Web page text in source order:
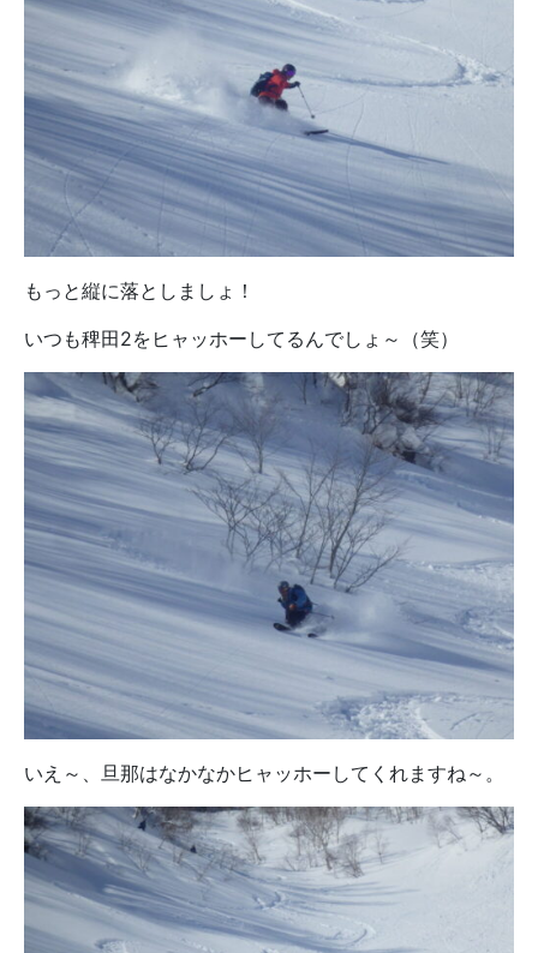
もっと縦に落としましょ！
いつも稗田2をヒャッホーしてるんでしょ～（笑）
いえ～、旦那はなかなかヒャッホーしてくれますね～。